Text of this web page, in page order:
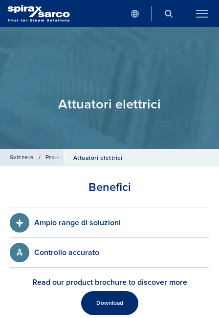
Attuatori elettrici
Svizzera / Prodotti e Sistemi / Sistemi di controllo
Attuatori elettrici
Benefici
Ampio range di soluzioni
Controllo accurato
Read our product brochure to discover more
Download